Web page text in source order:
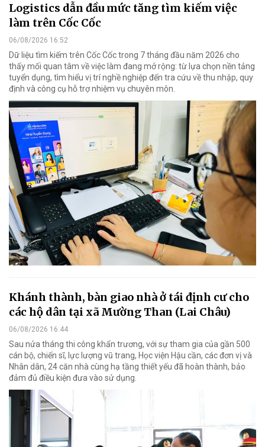
Logistics dẫn đầu mức tăng tìm kiếm việc
làm trên Cốc Cốc
06/08/2026 16:52
Dữ liệu tìm kiếm trên Cốc Cốc trong 7 tháng đầu năm 2026 cho
thấy mối quan tâm về việc làm đang mở rộng: từ lựa chọn nền tảng
tuyển dụng, tìm hiểu vị trí nghề nghiệp đến tra cứu về thu nhập, quy
định và công cụ hỗ trợ nhiệm vụ chuyên môn.
Khánh thành, bàn giao nhà ở tái định cư cho
các hộ dân tại xã Mường Than (Lai Châu)
06/08/2026 16:44
Sau nửa tháng thi công khẩn trương, với sự tham gia của gần 500
cán bộ, chiến sĩ, lực lượng vũ trang, Học viện Hậu cần, các đơn vị và
Nhân dân, 24 căn nhà cùng hạ tầng thiết yếu đã hoàn thành, bảo
đảm đủ điều kiện đưa vào sử dụng.